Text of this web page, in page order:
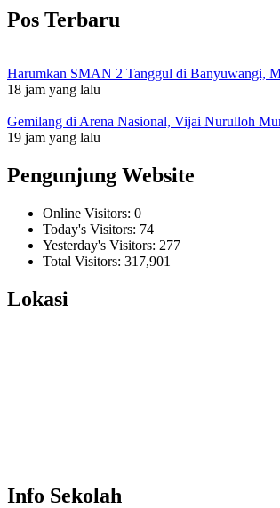
Pos Terbaru
Harumkan SMAN 2 Tanggul di Banyuwangi,
18 jam yang lalu
Gemilang di Arena Nasional, Vijai Nurulloh
19 jam yang lalu
Pengunjung Website
Online Visitors: 0
Today's Visitors: 74
Yesterday's Visitors: 277
Total Visitors: 317,901
Lokasi
Info Sekolah